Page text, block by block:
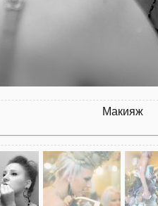
Макияж